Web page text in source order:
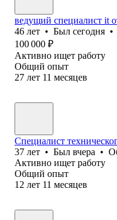
ведущий специалист it
46 лет • Был сегодня •
100 000 ₽
Активно ищет работу
Общий опыт
27 лет 11 месяцев
Специалист
37 лет • Был вчера •
Активно ищет работу
Общий опыт
12 лет 11 месяцев